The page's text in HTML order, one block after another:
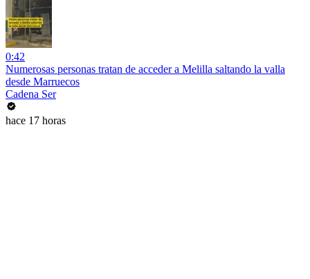
0:42
Numerosas personas tratan de acceder a Melilla saltando la valla
desde Marruecos
Cadena Ser
hace 17 horas